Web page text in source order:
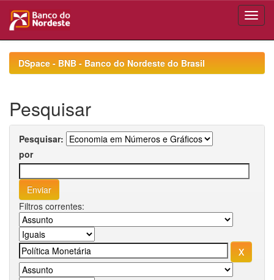
navigationDSpace - BNB - Banco do Nordeste do Brasil
Pesquisar
Pesquisar:
por
Filtros correntes: